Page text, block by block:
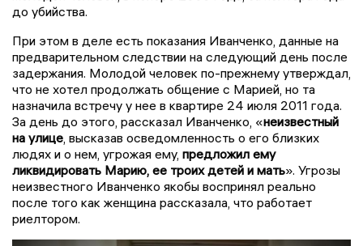
до убийства.
При этом в деле есть показания Иванченко, данные на
предварительном следствии на следующий день после
задержания. Молодой человек по-прежнему утверждал,
что не хотел продолжать общение с Марией, но та
назначила встречу у нее в квартире 24 июля 2011 года.
За день до этого, рассказал Иванченко, «неизвестный
на улице , высказав осведомленность о его близких
людях и о нем, угрожая ему, предложил ему
ликвидировать Марию, ее троих детей и мать». Угрозы
неизвестного Иванченко якобы воспринял реально
после того как женщина рассказала, что работает
риелтором.